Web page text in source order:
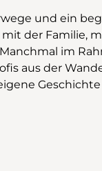
und ein
der Familie,
im
aus der